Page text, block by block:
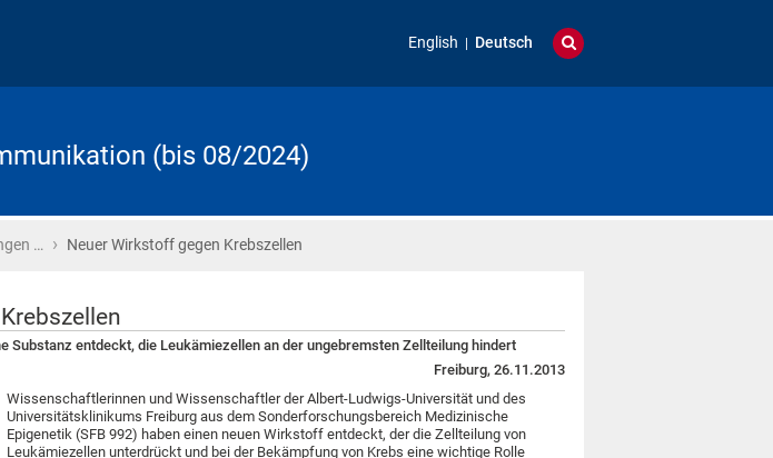
English Deutsch
(bis 08/2024)
… › Neuer Wirkstoff gegen Krebszellen
Substanz entdeckt, die Leukämiezellen an der ungebremsten Zellteilung hindert
Freiburg, 26.11.2013
Wissenschaftlerinnen und Wissenschaftler der Albert-Ludwigs-Universität und des
Universitätsklinikums Freiburg aus dem Sonderforschungsbereich Medizinische
Epigenetik (SFB 992) haben einen neuen Wirkstoff entdeckt, der die Zellteilung von
Leukämiezellen unterdrückt und bei der Bekämpfung von Krebs eine wichtige Rolle